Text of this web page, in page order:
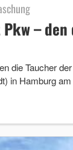
–
die Taucher
in Hamburg